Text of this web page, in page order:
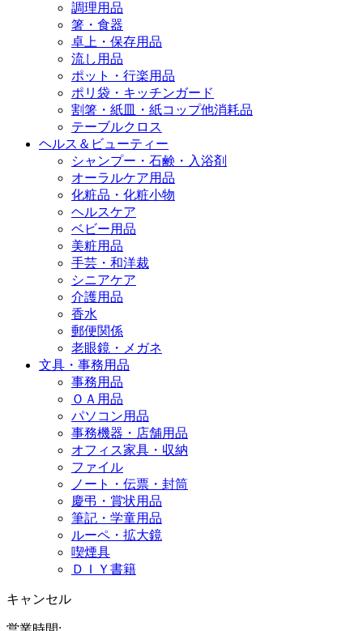
調理用品
箸・食器
卓上・保存用品
流し用品
ポット・行楽用品
ポリ袋・キッチンガード
割箸・紙皿・紙コップ他消耗品
テーブルクロス
ヘルス＆ビューティー
シャンプー・石鹸・入浴剤
オーラルケア用品
化粧品・化粧小物
ヘルスケア
ベビー用品
美粧用品
手芸・和洋裁
シニアケア
介護用品
香水
郵便関係
老眼鏡・メガネ
文具・事務用品
事務用品
ＯＡ用品
パソコン用品
事務機器・店舗用品
オフィス家具・収納
ファイル
ノート・伝票・封筒
慶弔・賞状用品
筆記・学童用品
ルーペ・拡大鏡
喫煙具
ＤＩＹ書籍
キャンセル